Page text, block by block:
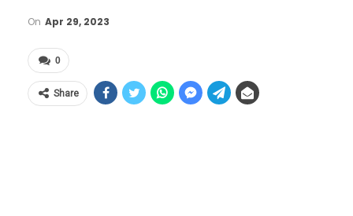
On Apr 29, 2023
0
Share